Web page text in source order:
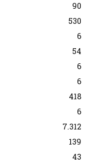
90
530
6
54
6
6
418
6
7.312
139
43